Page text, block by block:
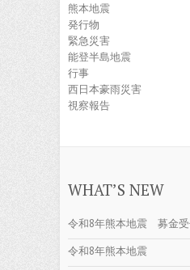
熊本地震
発行物
緊急災害
能登半島地震
行事
西日本豪雨災害
視察報告
WHAT’S NEW
令和8年熊本地震 募金受
令和8年熊本地震